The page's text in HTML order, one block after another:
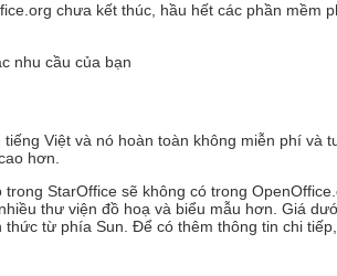
chưa kết thúc, hầu hết các phần
nhu cầu của bạn
Việt và nó hoàn toàn không miễn phí
hơn.
StarOffice sẽ không có trong
thư viện đồ hoạ và biểu mẫu hơn. Giá
từ phía Sun. Để có thêm thông tin chi